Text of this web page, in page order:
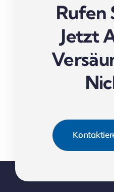
Rufen
Jetzt